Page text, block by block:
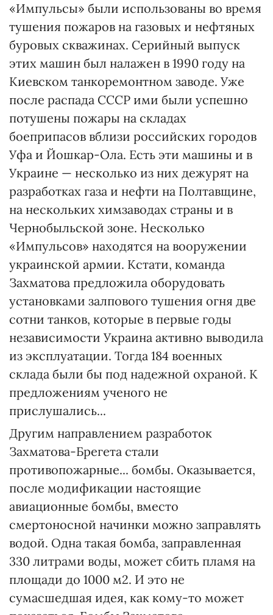
«Импульсы» были использованы во время
тушения пожаров на газовых и нефтяных
буровых скважинах. Серийный выпуск
этих машин был налажен в 1990 году на
Киевском танкоремонтном заводе. Уже
после распада СССР ими были успешно
потушены пожары на складах
боеприпасов вблизи российских городов
Уфа и Йошкар-Ола. Есть эти машины и в
Украине — несколько из них дежурят на
разработках газа и нефти на Полтавщине,
на нескольких химзаводах страны и в
Чернобыльской зоне. Несколько
«Импульсов» находятся на вооружении
украинской армии. Кстати, команда
Захматова предложила оборудовать
установками залпового тушения огня две
сотни танков, которые в первые годы
независимости Украина активно выводила
из эксплуатации. Тогда 184 военных
склада были бы под надежной охраной. К
предложениям ученого не
прислушались...
Другим направлением разработок
Захматова-Брегета стали
противопожарные... бомбы. Оказывается,
после модификации настоящие
авиационные бомбы, вместо
смертоносной начинки можно заправлять
водой. Одна такая бомба, заправленная
330 литрами воды, может сбить пламя на
площади до 1000 м2. И это не
сумасшедшая идея, как кому-то может